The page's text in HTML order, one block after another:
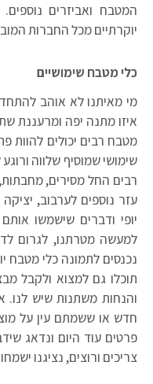
המטבח ואביזרים
יוקרתיים מכל החברות
כלי מטבח שימושיים
מי מאיתנו לא אוהב
איזו מתנה יפה ומרעננת
מטבח רבים יכולים להוות
שימושי שמוסיף שלווה
רבים החל מסירים,
עזר נוספים לערבוב,
יופי ודברים שישמשו
למעשה מטרתנו, לגרום
נכנסים לתמונה כלי מטבח
תוכלו גם למצוא ולקבל
והנחות משתנות שיש לנו.
חדש או ששמתם עין על
פרטים עוד היום ונדאג
צריכים ורוצים, נציגנו